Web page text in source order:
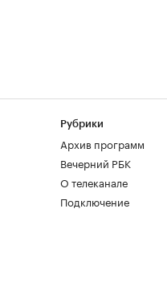
Рубрики
Архив программ
Вечерний РБК
О телеканале
Подключение